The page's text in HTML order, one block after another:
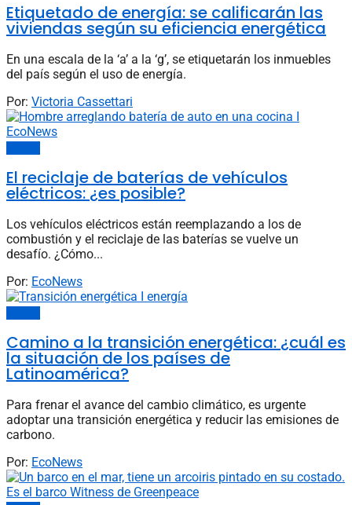
Etiquetado de energía: se calificarán las
viviendas según su eficiencia energética
En una escala de la ‘a’ a la ‘g’, se etiquetarán los inmuebles
del país según el uso de energía.
Por: Victoria Cassettari
El reciclaje de baterías de vehículos
eléctricos: ¿es posible?
Los vehículos eléctricos están reemplazando a los de
combustión y el reciclaje de las baterías se vuelve un
desafío. ¿Cómo...
Por: EcoNews
Camino a la transición energética: ¿cuál es
la situación de los países de
Latinoamérica?
Para frenar el avance del cambio climático, es urgente
adoptar una transición energética y reducir las emisiones de
carbono.
Por: EcoNews